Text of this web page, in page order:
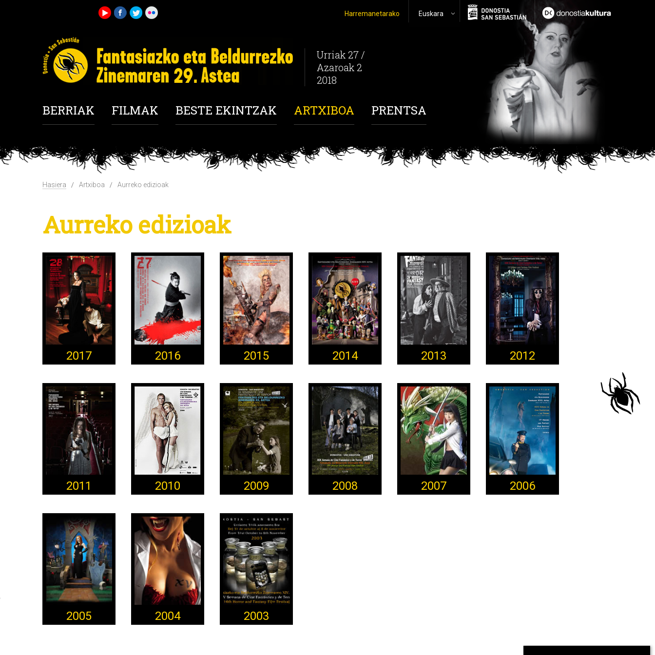
Harremanetarako
Urriak 27 /
Azaroak 2
2018
BERRIAK FILMAK BESTE EKINTZAK ARTXIBOA PRENTSA
Hasiera Artxiboa Aurreko edizioak
Aurreko edizioak
2017 2016 2015 2014 2013 2012
2011 2010 2009 2008 2007 2006
2005 2004 2003